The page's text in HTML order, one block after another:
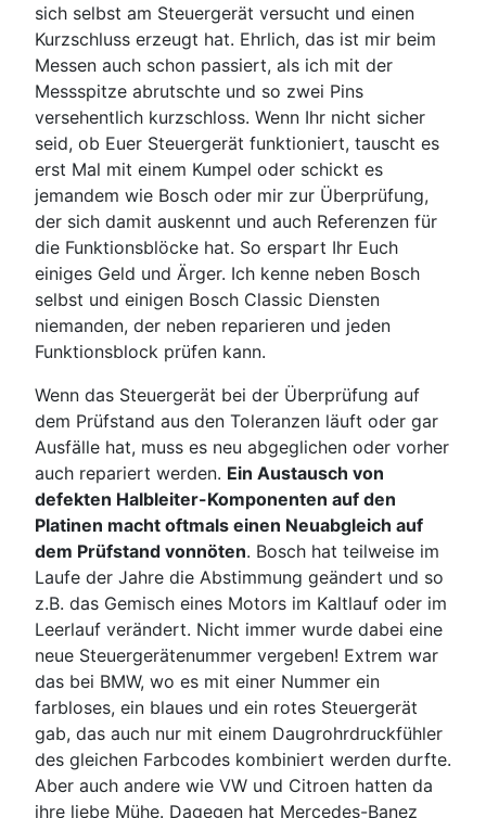
sich selbst am Steuergerät versucht und einen
Kurzschluss erzeugt hat. Ehrlich, das ist mir beim
Messen auch schon passiert, als ich mit der
Messspitze abrutschte und so zwei Pins
versehentlich kurzschloss. Wenn Ihr nicht sicher
seid, ob Euer Steuergerät funktioniert, tauscht es
erst Mal mit einem Kumpel oder schickt es
jemandem wie Bosch oder mir zur Überprüfung,
der sich damit auskennt und auch Referenzen für
die Funktionsblöcke hat. So erspart Ihr Euch
einiges Geld und Ärger. Ich kenne neben Bosch
selbst und einigen Bosch Classic Diensten
niemanden, der neben reparieren und jeden
Funktionsblock prüfen kann.
Wenn das Steuergerät bei der Überprüfung auf
dem Prüfstand aus den Toleranzen läuft oder gar
Ausfälle hat, muss es neu abgeglichen oder vorher
auch repariert werden. Ein Austausch von
defekten Halbleiter-Komponenten auf den
Platinen macht oftmals einen Neuabgleich auf
dem Prüfstand vonnöten. Bosch hat teilweise im
Laufe der Jahre die Abstimmung geändert und so
z.B. das Gemisch eines Motors im Kaltlauf oder im
Leerlauf verändert. Nicht immer wurde dabei eine
neue Steuergerätenummer vergeben! Extrem war
das bei BMW, wo es mit einer Nummer ein
farbloses, ein blaues und ein rotes Steuergerät
gab, das auch nur mit einem Daugrohrdruckfühler
des gleichen Farbcodes kombiniert werden durfte.
Aber auch andere wie VW und Citroen hatten da
ihre liebe Mühe. Dagegen hat Mercedes-Banez